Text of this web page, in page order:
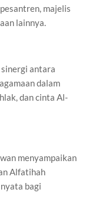
majelis
lainnya.
antara
dalam
dan cinta Al-
menyampaikan
Alfatihah
bagi